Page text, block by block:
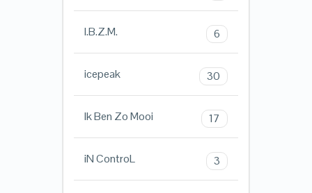
I.B.Z.M. 6
icepeak 30
Ik Ben Zo Mooi 17
iN ControL 3